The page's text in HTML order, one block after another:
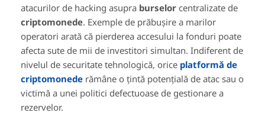
atacurilor de hacking asupra burselor centralizate de
criptomonede. Exemple de prăbușire a marilor
operatori arată că pierderea accesului la fonduri poate
afecta sute de mii de investitori simultan. Indiferent de
nivelul de securitate tehnologică, orice platformă de
criptomonede rămâne o țintă potențială de atac sau o
victimă a unei politici defectuoase de gestionare a
rezervelor.